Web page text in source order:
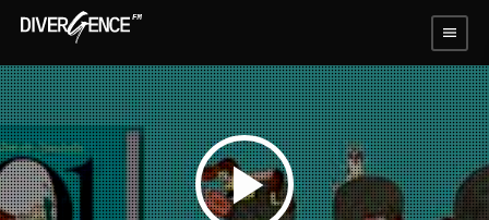
menu
play_arrow